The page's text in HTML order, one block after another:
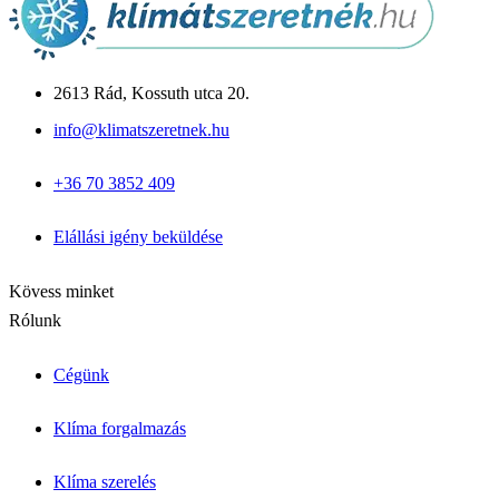
Csomagajánlatok
Panasonic Aquarea
Midea M-Thermal
Fujitsu Waterstage
Csendes hálószoba klíma
Blog cikkek
2613 Rád, Kossuth utca 20.
info@klimatszeretnek.hu
+36 70 3852 409
Elállási igény beküldése
Kövess minket
Rólunk
Cégünk
Klíma forgalmazás
Klíma szerelés